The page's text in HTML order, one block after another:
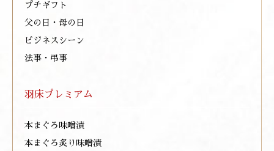
プチギフト
父の日・母の日
ビジネスシーン
法事・弔事
羽床プレミアム
本まぐろ味噌漬
本まぐろ炙り味噌漬